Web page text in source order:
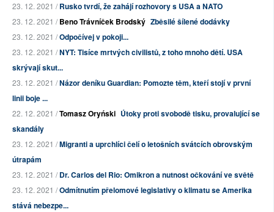
23. 12. 2021 /Rusko tvrdí, že zahájí rozhovory s USA a NATO
23. 12. 2021 /Beno Trávníček Brodský Zběsilé šílené dodávky
23. 12. 2021 /Odpočívej v pokoji...
23. 12. 2021 /NYT: Tisíce mrtvých civilistů, z toho mnoho dětí. USA
skrývají skut...
23. 12. 2021 /Názor deníku Guardian: Pomozte těm, kteří stojí v první
linii boje ...
22. 12. 2021 /Tomasz Oryński Útoky proti svobodě tisku, provalující se
skandály
23. 12. 2021 /Migranti a uprchlíci čelí o letošních svátcích obrovským
útrapám
23. 12. 2021 /Dr. Carlos del Rio: Omikron a nutnost očkování ve světě
23. 12. 2021 /Odmítnutím přelomové legislativy o klimatu se Amerika
stává nebezpe...